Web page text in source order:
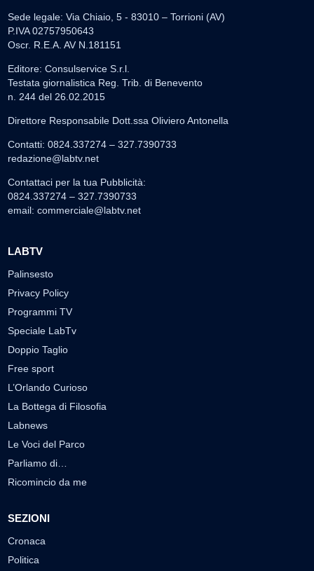
Sede legale: Via Chiaio, 5 - 83010 – Torrioni (AV)
P.IVA 02757950643
Oscr. R.E.A. AV N.181151
Editore: Consulservice S.r.l.
Testata giornalistica Reg. Trib. di Benevento
n. 244 del 26.02.2015
Direttore Responsabile Dott.ssa Oliviero Antonella
Contatti: 0824.337274 – 327.7390733
redazione@labtv.net
Contattaci per la tua Pubblicità:
0824.337274 – 327.7390733
email: commerciale@labtv.net
LABTV
Palinsesto
Privacy Policy
Programmi TV
Speciale LabTv
Doppio Taglio
Free sport
L’Orlando Curioso
La Bottega di Filosofia
Labnews
Le Voci del Parco
Parliamo di…
Ricomincio da me
SEZIONI
Cronaca
Politica